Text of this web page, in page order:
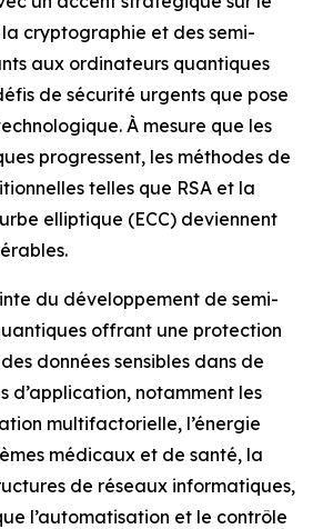
cryptographie et des semi-
aux ordinateurs quantiques
de sécurité urgents que pose
À mesure que les
progressent, les méthodes de
telles que RSA et la
elliptique (ECC) deviennent
du développement de semi-
offrant une protection
données sensibles dans de
d’application, notamment les
multifactorielle, l’énergie
médicaux et de santé, la
de réseaux informatiques,
l’automatisation et le contrôle